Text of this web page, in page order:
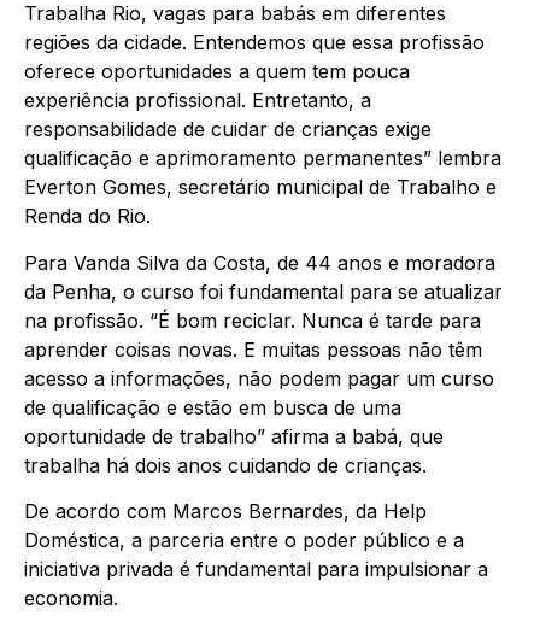
Trabalha Rio, vagas para babás em diferentes
regiões da cidade. Entendemos que essa profissão
oferece oportunidades a quem tem pouca
experiência profissional. Entretanto, a
responsabilidade de cuidar de crianças exige
qualificação e aprimoramento permanentes” lembra
Everton Gomes, secretário municipal de Trabalho e
Renda do Rio.
Para Vanda Silva da Costa, de 44 anos e moradora
da Penha, o curso foi fundamental para se atualizar
na profissão. “É bom reciclar. Nunca é tarde para
aprender coisas novas. E muitas pessoas não têm
acesso a informações, não podem pagar um curso
de qualificação e estão em busca de uma
oportunidade de trabalho” afirma a babá, que
trabalha há dois anos cuidando de crianças.
De acordo com Marcos Bernardes, da Help
Doméstica, a parceria entre o poder público e a
iniciativa privada é fundamental para impulsionar a
economia.